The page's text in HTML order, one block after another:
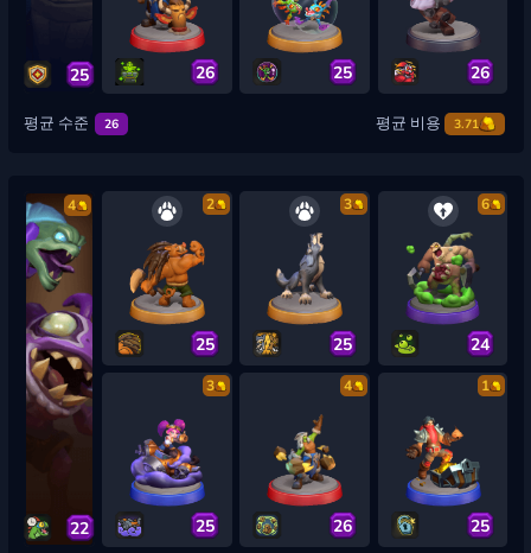
25 26 25 26
평균 수준 26 평균 비용 3.71
4
22
2
25
3
25
6
24
3
25
4
26
1
25